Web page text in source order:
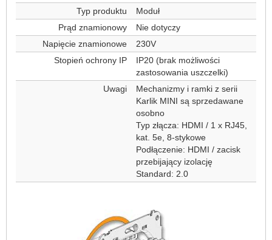
Typ produktu
Moduł
Prąd znamionowy
Nie dotyczy
Napięcie znamionowe
230V
Stopień ochrony IP
IP20 (brak możliwości
zastosowania uszczelki)
Uwagi
Mechanizmy i ramki z serii
Karlik MINI są sprzedawane
osobno
Typ złącza: HDMI / 1 x RJ45,
kat. 5e, 8-stykowe
Podłączenie: HDMI / zacisk
przebijający izolację
Standard: 2.0